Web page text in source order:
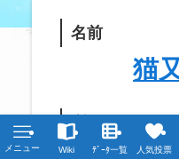
名前
猫
所属
ホ
メニュー Wiki ﾃﾞｰﾀ一覧 人気投票